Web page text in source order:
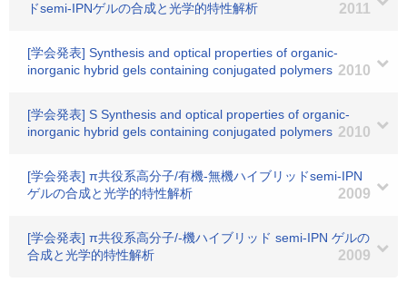
ドsemi-IPNゲルの合成と光学的特性解析
2011
[学会発表] Synthesis and optical properties of organic-
inorganic hybrid gels containing conjugated polymers 2010
[学会発表] S Synthesis and optical properties of organic-
inorganic hybrid gels containing conjugated polymers 2010
[学会発表] π共役系高分子/有機-無機ハイブリッドsemi-IPN
ゲルの合成と光学的特性解析
2009
[学会発表] π共役系高分子/-機ハイブリッド semi-IPN ゲルの
合成と光学的特性解析
2009